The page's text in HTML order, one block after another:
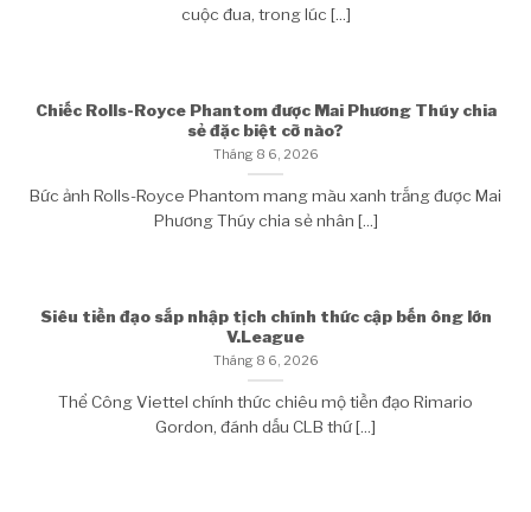
cuộc đua, trong lúc [...]
Chiếc Rolls-Royce Phantom được Mai Phương Thúy chia
sẻ đặc biệt cỡ nào?
Tháng 8 6, 2026
Bức ảnh Rolls-Royce Phantom mang màu xanh trắng được Mai
Phương Thúy chia sẻ nhân [...]
Siêu tiền đạo sắp nhập tịch chính thức cập bến ông lớn
V.League
Tháng 8 6, 2026
Thể Công Viettel chính thức chiêu mộ tiền đạo Rimario
Gordon, đánh dấu CLB thứ [...]